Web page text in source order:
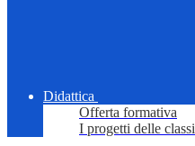
Didattica
Offerta formativa
I progetti delle classi